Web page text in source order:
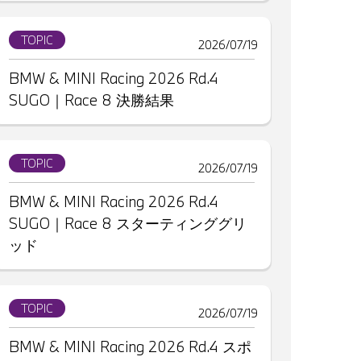
TOPIC 2026/07/19
BMW & MINI Racing 2026 Rd.4
SUGO｜Race 8 決勝結果
TOPIC 2026/07/19
BMW & MINI Racing 2026 Rd.4
SUGO｜Race 8 スターティンググリ
ッド
TOPIC 2026/07/19
BMW & MINI Racing 2026 Rd.4 スポ